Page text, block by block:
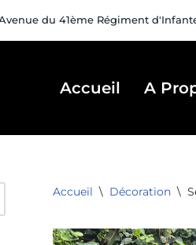
du 41ème Régiment
Accueil A
Accueil \ Décoration \